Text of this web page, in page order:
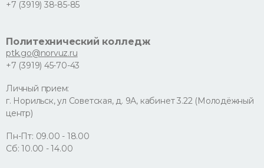
+7 (3919) 38-85-85
Политехнический колледж
ptk.go@norvuz.ru
+7 (3919) 45-70-43
Личный прием:
г. Норильск, ул Советская, д. 9А, кабинет 3.22 (Молодёжный
центр)
Пн-Пт: 09.00 - 18.00
Сб: 10.00 - 14.00